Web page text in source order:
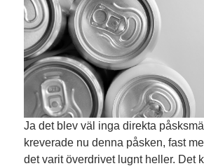
Ja det blev väl inga direkta
kreverade nu denna påsken, fast
det varit överdrivet lugnt heller. Det